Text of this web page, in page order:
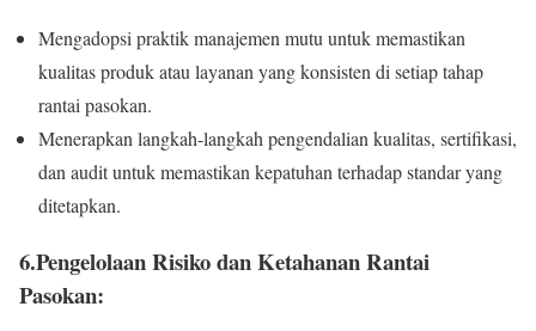
Mengadopsi praktik manajemen mutu untuk memastikan
kualitas produk atau layanan yang konsisten di setiap tahap
rantai pasokan.
Menerapkan langkah-langkah pengendalian kualitas, sertifikasi,
dan audit untuk memastikan kepatuhan terhadap standar yang
ditetapkan.
6.Pengelolaan Risiko dan Ketahanan Rantai
Pasokan: